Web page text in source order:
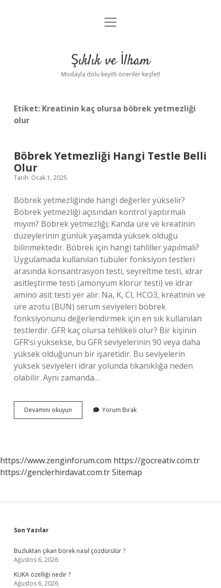
Anasayfa
Yasal Uyarı
menüyü
Şıklık ve İlham
Modayla dolu keyifli öneriler keşfet!
Etiket: Kreatinin kaç olursa böbrek yetmezliği
olur
Böbrek Yetmezliği Hangi Testle Belli
Olur
Tarih: Ocak 1, 2025
Böbrek yetmezliğinde hangi değerler yükselir?
Böbrek yetmezliği açısından kontrol yaptırmalı
mıyım? Böbrek yetmezliği; Kanda üre ve kreatinin
düzeylerinin günlük yaşamda yüksek olduğu
bilinmektedir. Böbrek için hangi tahliller yapılmalı?
Uygulamada kullanılan tübüler fonksiyon testleri
arasında konsantrasyon testi, seyreltme testi, idrar
asitleştirme testi (amonyum klorür testi) ve idrar
amino asit testi yer alır. Na, K, Cl, HCO3, kreatinin ve
üre azotu (BUN) serum seviyeleri böbrek
fonksiyonunu değerlendirmek için en sık kullanılan
testlerdir. GFR kaç olursa tehlikeli olur? Bir kişinin
GFR’si yüksekse, bu GFR seviyelerinin 90 veya daha
yüksek olduğunun bir işaretidir. Bu seviyelerin
yüksek seviyeleri idrar yolunda tıkanıklığa neden
olabilir. Aynı zamanda…
Devamını okuyun
Yetmezliği
Yorum Bırak
https://www.zenginforum.com https://gocreativ.com.tr
https://genclerhirdavat.com.trSitemap
Sidebar
Son Yazılar
Buzluktan çıkan börek nasıl çözdürülür ?
Ağustos 6, 2026
KUKA özelliği nedir ?
Ağustos 6, 2026